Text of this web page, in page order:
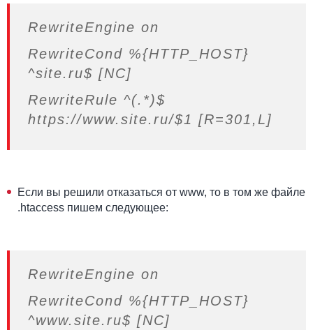
RewriteEngine on
RewriteCond %{HTTP_HOST}
^site.ru$ [NC]
RewriteRule ^(.*)$
https://www.site.ru/$1 [R=301,L]
Если вы решили отказаться от www, то в том же файле
.htaccess пишем следующее:
RewriteEngine on
RewriteCond %{HTTP_HOST}
^www.site.ru$ [NC]